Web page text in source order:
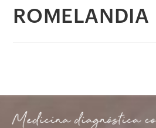
ROMELANDIA